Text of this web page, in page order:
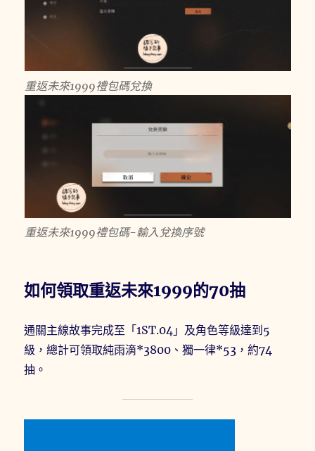
重返未來1999禮包碼兌換
重返未來1999禮包碼-輸入兌換序號
如何領取重返未來1999的70抽
通關主線故事完成至「1ST.04」及角色等級達到5
級，總計可領取純雨滴*3800、獨一律*53，約74
抽。